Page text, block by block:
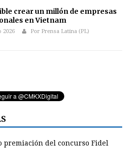
crear un millón de empresas
en Vietnam
2026 Por Prensa Latina (PL)
premiación del concurso Fidel